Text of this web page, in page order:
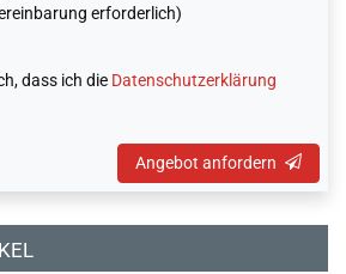
erforderlich)
dass ich die Daten­schutz­erklärung
Angebot anfordern